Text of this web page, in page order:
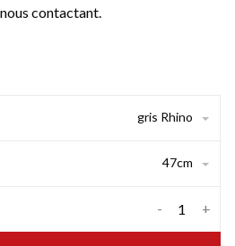
contactant.
gris Rhino
47cm
+
-